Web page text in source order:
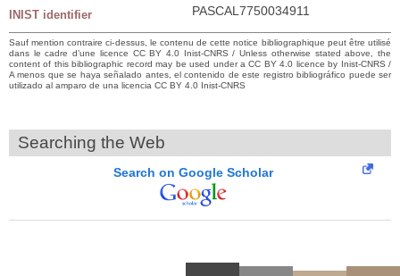
INIST identifier PASCAL7750034911
Sauf mention contraire ci-dessus, le contenu de cette notice bibliographique peut être utilisé
dans le cadre d’une licence CC BY 4.0 Inist-CNRS / Unless otherwise stated above, the
content of this bibliographic record may be used under a CC BY 4.0 licence by Inist-CNRS /
A menos que se haya señalado antes, el contenido de este registro bibliográfico puede ser
utilizado al amparo de una licencia CC BY 4.0 Inist-CNRS
Searching the Web
Search on Google Scholar